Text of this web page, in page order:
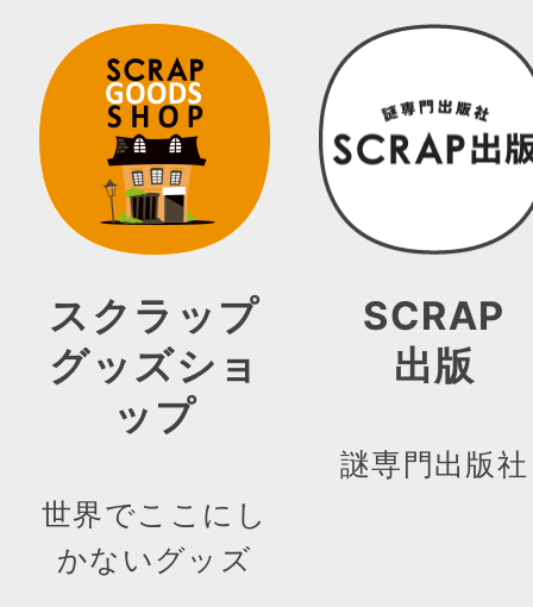
スクラップ
グッズショ
ップ
世界でここにし
かないグッズ
SCRAP
出版
謎専門出版社